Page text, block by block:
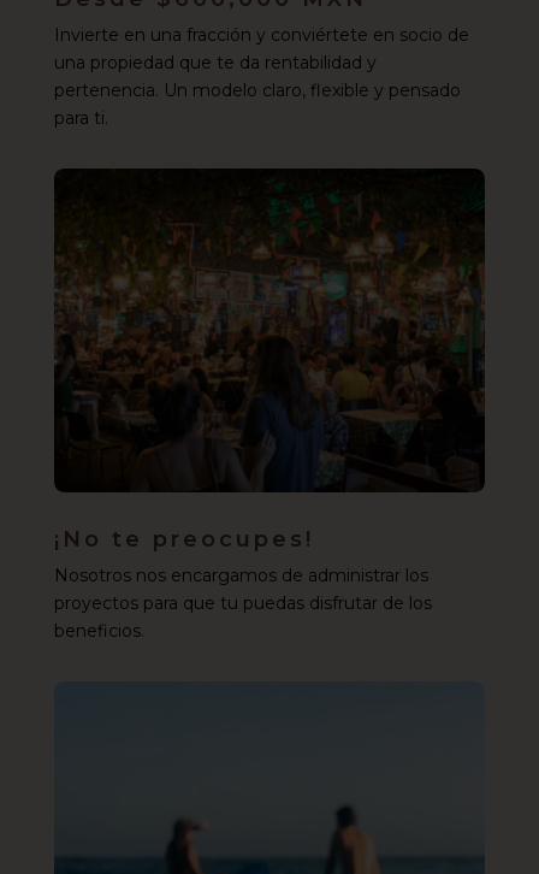
Invierte en una fracción y conviértete en socio de
una propiedad que te da rentabilidad y
pertenencia. Un modelo claro, flexible y pensado
para ti.
¡No te preocupes!
Nosotros nos encargamos de administrar los
proyectos para que tu puedas disfrutar de los
beneficios.